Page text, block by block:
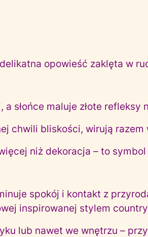
opowieść zaklęta w
słońce maluje złote
chwili bliskości, wirują
niż dekoracja – to
spokój i kontakt z
inspirowanej stylem
lub nawet we wnętrzu –